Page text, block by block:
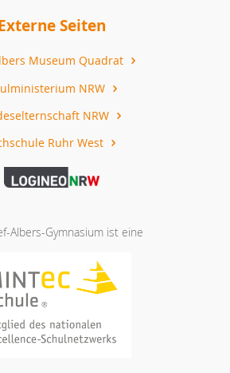
Seiten
Museum Quadrat
NRW
NRW
Ruhr West
Albers-Gymnasium ist eine